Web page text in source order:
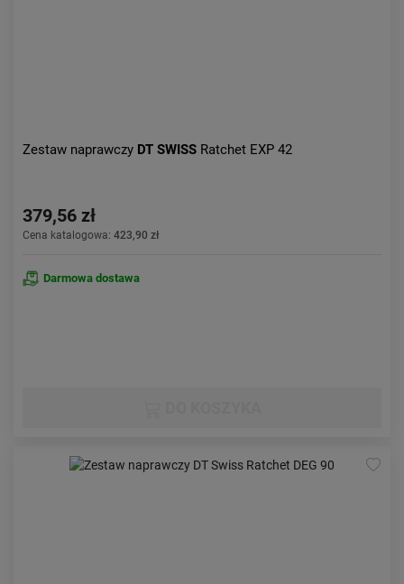
Zestaw naprawczy DT SWISS Ratchet EXP 42
379,56 zł
Cena katalogowa: 423,90 zł
Darmowa dostawa